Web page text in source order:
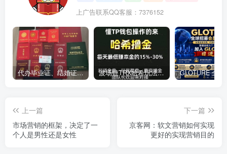
上广告联系QQ客服：7376152
代办毕业证、结婚证、房产证、不动产权证书、离婚证、中专/大专/高中 ​波场链TRX哈希玩法深度解析：低门槛也能实现稳定回报的新思路
上一篇
市场营销的框架，决定了一
个人是男性还是女性
下一篇
京客网：软文营销如何实现
更好的实现营销目的